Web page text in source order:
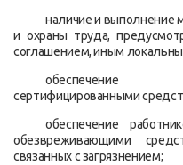
наличие и выполнение
и охраны труда,
соглашением, иным
обеспечение
сертифицированными
обеспечение
обезвреживающими
связанных с загрязнением;